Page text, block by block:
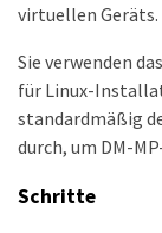
virtuellen Geräts.
Sie verwenden
für Linux-
standardmäßig
durch, um DM-
Schritte